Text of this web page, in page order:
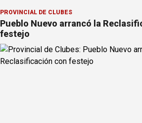
PROVINCIAL DE CLUBES
Pueblo Nuevo arrancó la
festejo